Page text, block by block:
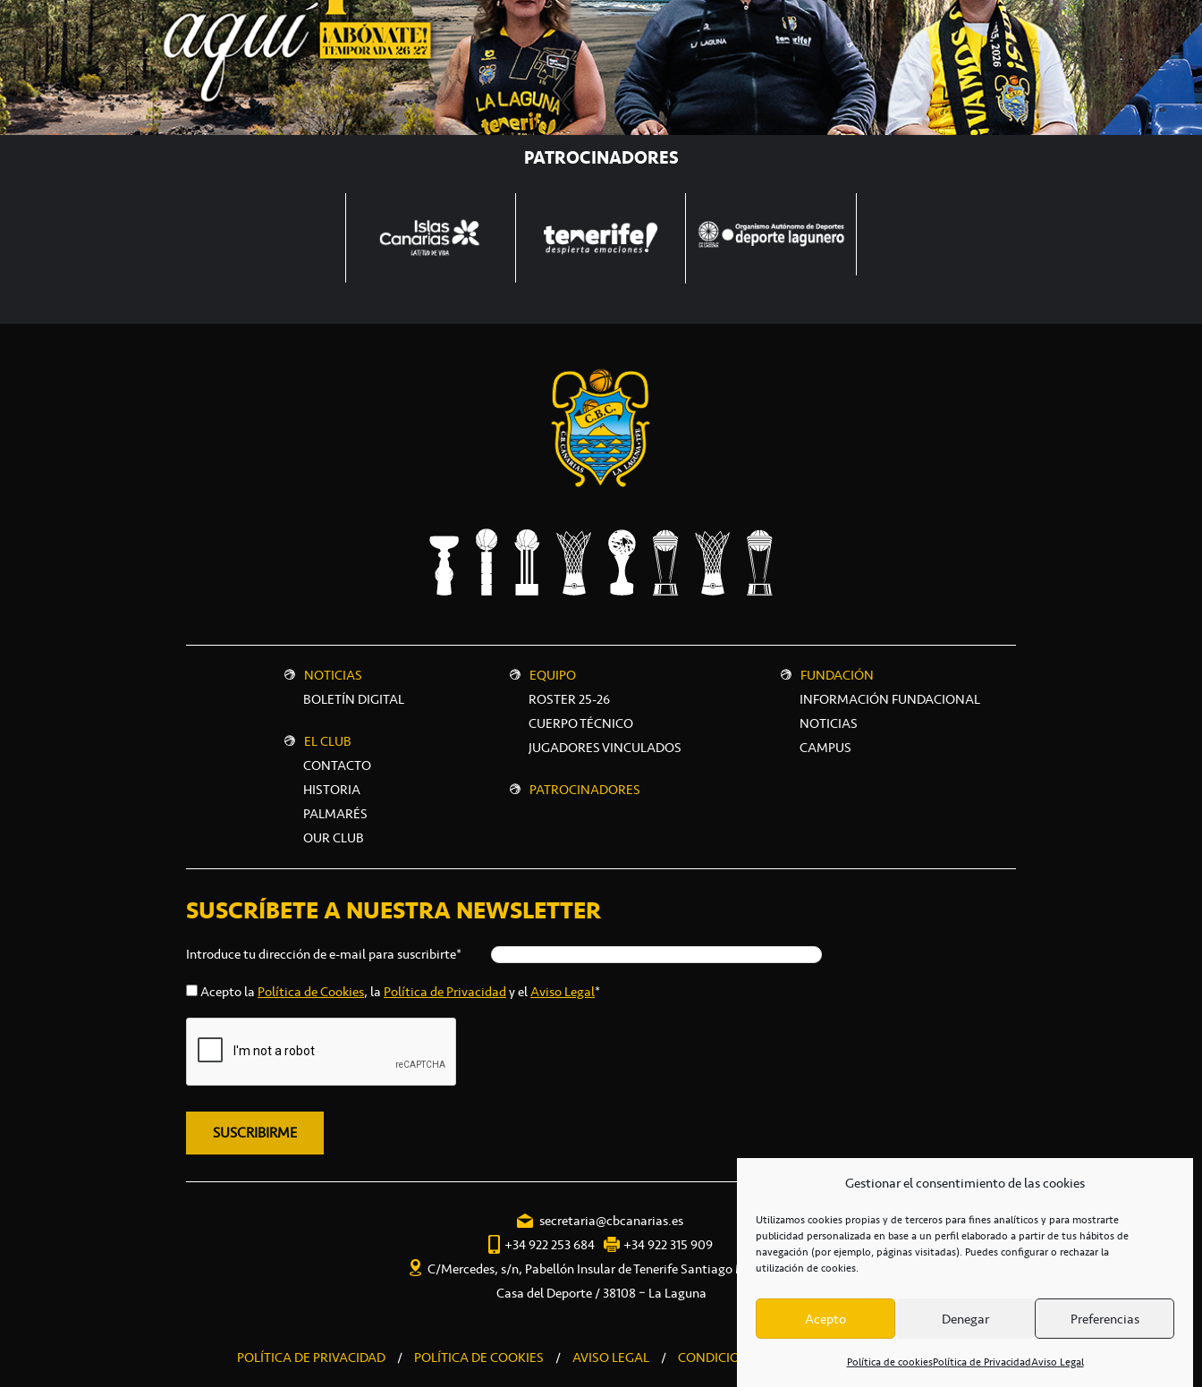
Gestionar el consentimiento de las cookies
Utilizamos cookies propias y de terceros para fines analíticos y para mostrarte
publicidad personalizada en base a un perfil elaborado a partir de tus hábitos de
navegación (por ejemplo, páginas visitadas). Puedes configurar o rechazar la
utilización de cookies.
Acepto Denegar Preferencias
Política de cookiesPolítica de PrivacidadAviso Legal
PATROCINADORES
NOTICIAS
BOLETÍN DIGITAL
EL CLUB
CONTACTO
HISTORIA
PALMARÉS
OUR CLUB
EQUIPO
ROSTER 25-26
CUERPO TÉCNICO
JUGADORES VINCULADOS
PATROCINADORES
FUNDACIÓN
INFORMACIÓN FUNDACIONAL
NOTICIAS
CAMPUS
SUSCRÍBETE A NUESTRA NEWSLETTER
Introduce tu dirección de e-mail para suscribirte*
Acepto la Política de Cookies, la Política de Privacidady elAviso Legal*
secretaria@cbcanarias.es
+34 922 253 684
+34 922 315 909
C/Mercedes, s/n, Pabellón Insular de Tenerife Santiago Martín
Casa del Deporte / 38108 – La Laguna
POLÍTICA DE PRIVACIDAD / POLÍTICA DE COOKIES / AVISO LEGAL / CONDICIONES COMERCIALES / ACCESIBILIDAD